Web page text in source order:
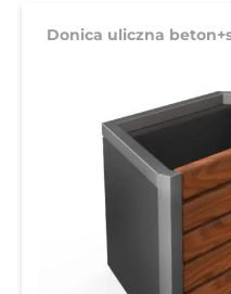
Donica uliczna